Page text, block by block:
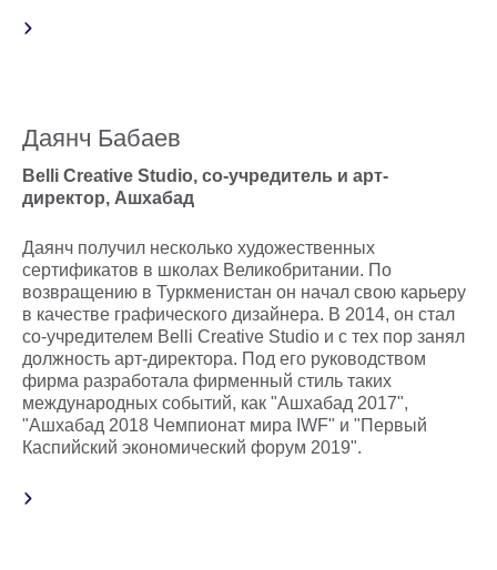
Даянч Бабаев
Belli Creative Studio, со-учредитель и арт-
директор, Ашхабад
Даянч получил несколько художественных
сертификатов в школах Великобритании. По
возвращению в Туркменистан он начал свою карьеру
в качестве графического дизайнера. В 2014, он стал
со-учредителем Belli Creative Studio и с тех пор занял
должность арт-директора. Под его руководством
фирма разработала фирменный стиль таких
международных событий, как "Ашхабад 2017",
"Ашхабад 2018 Чемпионат мира IWF" и "Первый
Каспийский экономический форум 2019".